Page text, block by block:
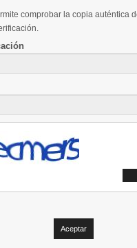
comprobar la copia auténtica